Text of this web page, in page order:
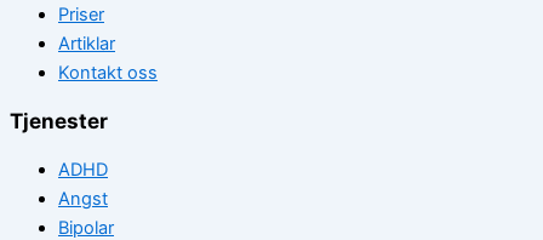
Priser
Artiklar
Kontakt oss
Tjenester
ADHD
Angst
Bipolar